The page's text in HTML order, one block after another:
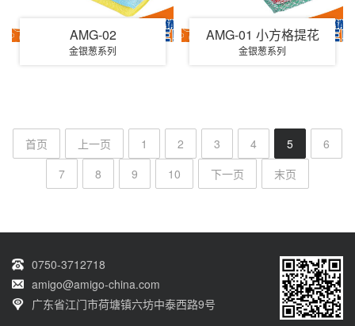
AMG-02
金银葱系列
AMG-01 小方格提花
金银葱系列
首页 上一页 1 2 3 4 5
6
7
8 9 10 下一页 末页
0750-3712718
amigo@amigo-china.com
广东省江门市荷塘镇六坊中泰西路9号